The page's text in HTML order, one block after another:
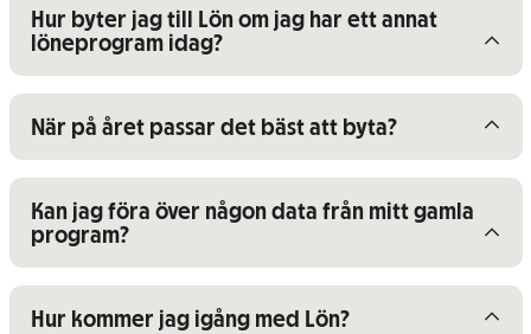
Visa/dölj innehåll för
Hur byter jag till Lön om jag har ett annat
löneprogram idag?
Visa/dölj innehåll för
När på året passar det bäst att byta?
Visa/dölj innehåll för
Kan jag föra över någon data från mitt gamla
program?
Visa/dölj innehåll för
Hur kommer jag igång med Lön?